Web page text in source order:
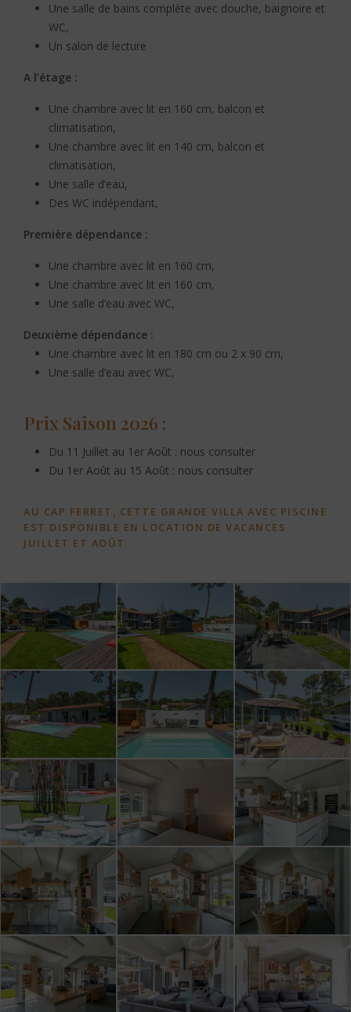
Une salle de bains complète avec douche, baignoire et
WC,
Un salon de lecture
A l’étage :
Une chambre avec lit en 160 cm, balcon et
climatisation,
Une chambre avec lit en 140 cm, balcon et
climatisation,
Une salle d’eau,
Des WC indépendant,
Première dépendance :
Une chambre avec lit en 160 cm,
Une chambre avec lit en 160 cm,
Une salle d’eau avec WC,
Deuxième dépendance :
Une chambre avec lit en 180 cm ou 2 x 90 cm,
Une salle d’eau avec WC,
Prix Saison 2026 :
Du 11 Juillet au 1er Août : nous consulter
Du 1er Août au 15 Août : nous consulter
AU CAP FERRET, CETTE GRANDE VILLA AVEC PISCINE
EST DISPONIBLE EN LOCATION DE VACANCES
JUILLET ET AOÛT